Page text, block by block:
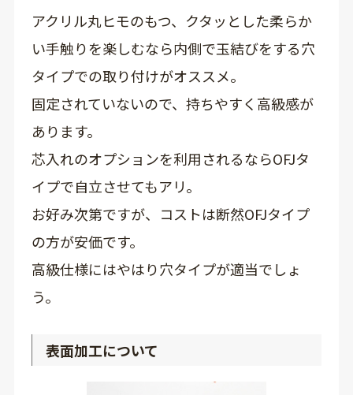
アクリル丸ヒモのもつ、クタッとした柔らか
い手触りを楽しむなら内側で玉結びをする穴
タイプでの取り付けがオススメ。
固定されていないので、持ちやすく高級感が
あります。
芯入れのオプションを利用されるならOFJタ
イプで自立させてもアリ。
お好み次第ですが、コストは断然OFJタイプ
の方が安価です。
高級仕様にはやはり穴タイプが適当でしょ
う。
表面加工について